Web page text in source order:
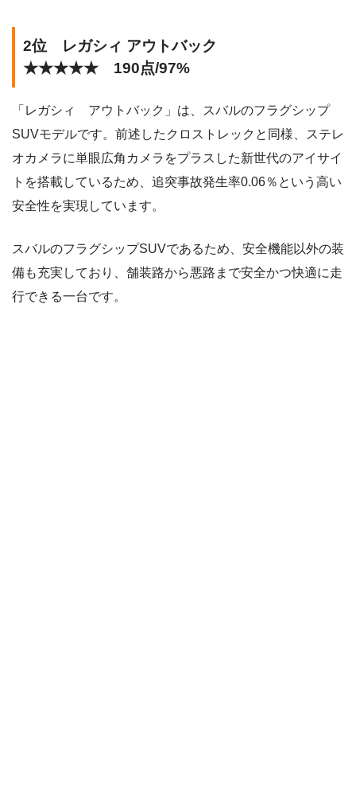
2位 レガシィ アウトバック
★★★★★ 190点/97%
「レガシィ アウトバック」は、スバルのフラグシップ
SUVモデルです。前述したクロストレックと同様、ステレ
オカメラに単眼広角カメラをプラスした新世代のアイサイ
トを搭載しているため、追突事故発生率0.06％という高い
安全性を実現しています。
スバルのフラグシップSUVであるため、安全機能以外の装
備も充実しており、舗装路から悪路まで安全かつ快適に走
行できる一台です。